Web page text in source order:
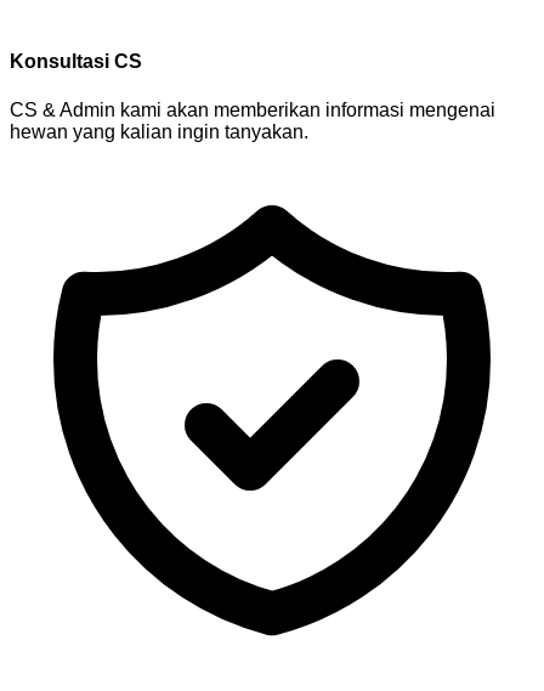
Konsultasi CS
CS & Admin kami akan memberikan informasi mengenai
hewan yang kalian ingin tanyakan.